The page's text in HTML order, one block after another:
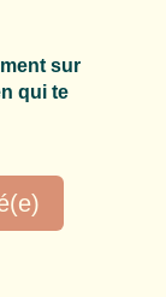
sur
qui te